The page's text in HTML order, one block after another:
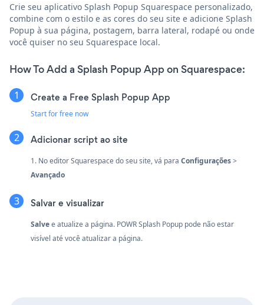
Crie seu aplicativo Splash Popup Squarespace personalizado,
combine com o estilo e as cores do seu site e adicione Splash
Popup à sua página, postagem, barra lateral, rodapé ou onde
você quiser no seu Squarespace local.
How To Add a Splash Popup App on Squarespace:
Create a Free Splash Popup App
Start for free now
Adicionar script ao site
1. No editor Squarespace do seu site, vá para Configurações>
Avançado
Salvar e visualizar
Salvee atualize a página. POWR Splash Popup pode não estar
visível até você atualizar a página.